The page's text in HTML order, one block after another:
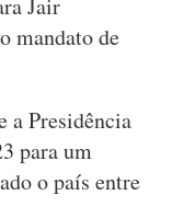
Jair
mandato de
a Presidência
para um
o país entre